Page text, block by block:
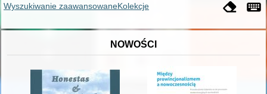
Wyszukiwanie zaawansowaneKolekcje
NOWOŚCI